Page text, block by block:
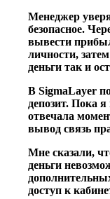
Менеджер
безопасное.
вывести
личности,
деньги так и
В SigmaLayer
депозит. Пока
отвечала
вывод связь
Мне сказали,
деньги
доступ к